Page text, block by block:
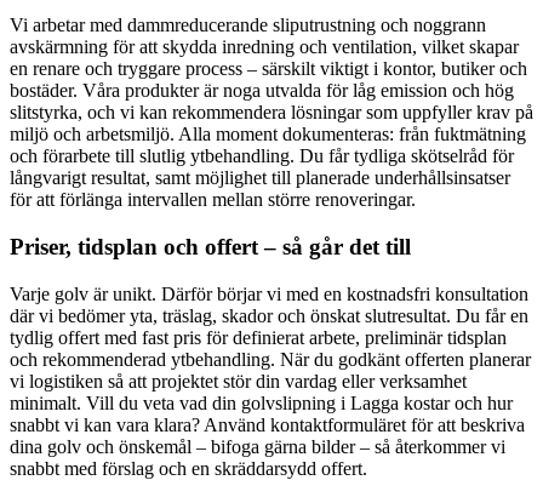
Vi arbetar med dammreducerande sliputrustning och noggrann
avskärmning för att skydda inredning och ventilation, vilket skapar
en renare och tryggare process – särskilt viktigt i kontor, butiker och
bostäder. Våra produkter är noga utvalda för låg emission och hög
slitstyrka, och vi kan rekommendera lösningar som uppfyller krav på
miljö och arbetsmiljö. Alla moment dokumenteras: från fuktmätning
och förarbete till slutlig ytbehandling. Du får tydliga skötselråd för
långvarigt resultat, samt möjlighet till planerade underhållsinsatser
för att förlänga intervallen mellan större renoveringar.
Priser, tidsplan och offert – så går det till
Varje golv är unikt. Därför börjar vi med en kostnadsfri konsultation
där vi bedömer yta, träslag, skador och önskat slutresultat. Du får en
tydlig offert med fast pris för definierat arbete, preliminär tidsplan
och rekommenderad ytbehandling. När du godkänt offerten planerar
vi logistiken så att projektet stör din vardag eller verksamhet
minimalt. Vill du veta vad din golvslipning i Lagga kostar och hur
snabbt vi kan vara klara? Använd kontaktformuläret för att beskriva
dina golv och önskemål – bifoga gärna bilder – så återkommer vi
snabbt med förslag och en skräddarsydd offert.